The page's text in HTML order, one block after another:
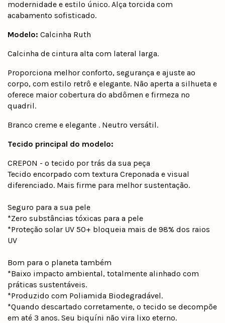
modernidade e estilo único. Alça torcida com
acabamento sofisticado.
Modelo: Calcinha Ruth
Calcinha de cintura alta com lateral larga.
Proporciona melhor conforto, segurança e ajuste ao
corpo, com estilo retrô e elegante. Não aperta a silhueta e
oferece maior cobertura do abdômen e firmeza no
quadril.
Branco creme e elegante . Neutro versátil.
Tecido principal do modelo:
CREPON - o tecido por trás da sua peça
Tecido encorpado com textura Creponada e visual
diferenciado. Mais firme para melhor sustentação.
Seguro para a sua pele
*Zero substâncias tóxicas para a pele
*Proteção solar UV 50+ bloqueia mais de 98% dos raios
UV
Bom para o planeta também
*Baixo impacto ambiental, totalmente alinhado com
práticas sustentáveis.
*Produzido com Poliamida Biodegradável.
*Quando descartado corretamente, o tecido se decompõe
em até 3 anos. Seu biquíni não vira lixo eterno.